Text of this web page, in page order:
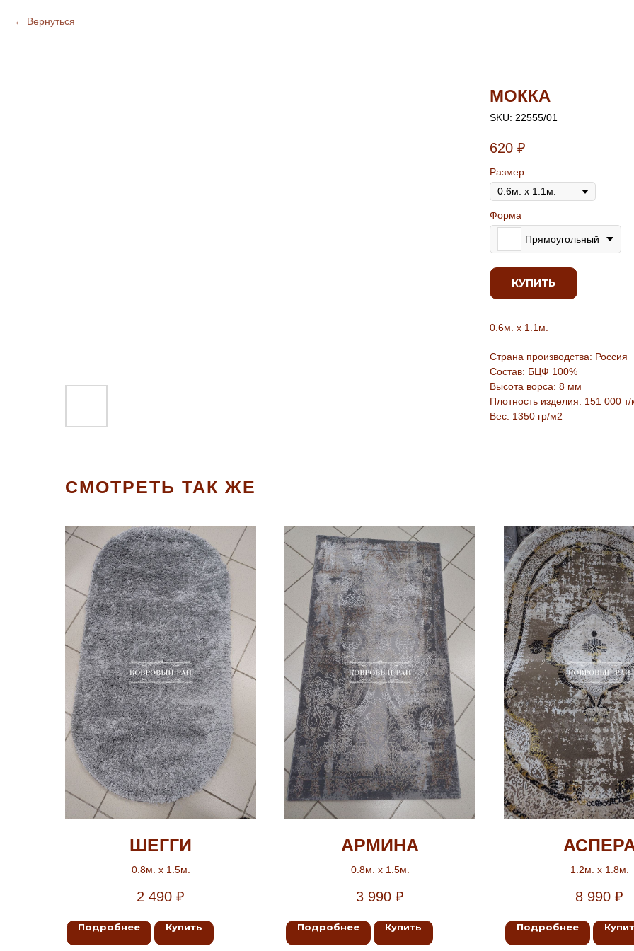
Вернуться
МОККА
SKU: 22555/01
620 ₽
Размер
Форма
Прямоугольный
КУПИТЬ
0.6м. х 1.1м.
Страна производства: Россия
Состав: БЦФ 100%
Высота ворса: 8 мм
Плотность изделия: 151 000
Вес: 1350 гр/м2
СМОТРЕТЬ ТАК ЖЕ
ШЕГГИ
0.8м. х 1.5м.
2 490 ₽
Подробнее Купить
АРМИНА
0.8м. х 1.5м.
3 990 ₽
Подробнее Купить
1.2м. х 1.8м.
8 990 ₽
Подробнее